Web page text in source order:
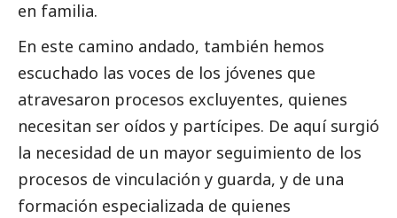
en familia.
En este camino andado, también hemos
escuchado las voces de los jóvenes que
atravesaron procesos excluyentes, quienes
necesitan ser oídos y partícipes. De aquí surgió
la necesidad de un mayor seguimiento de los
procesos de vinculación y guarda, y de una
formación especializada de quienes